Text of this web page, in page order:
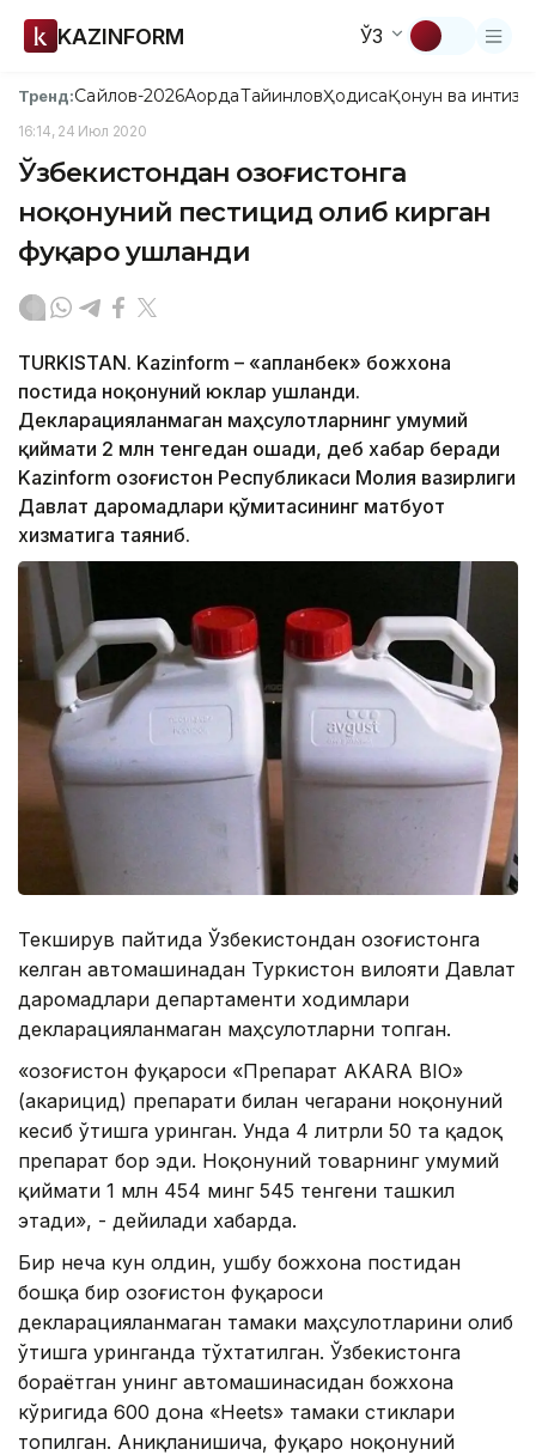
KAZINFORM ЎЗ
Тренд:Сайлов-2026АқордаТайинловҲодисаҚонун ва
16:14, 24 Июл 2020
Ўзбекистондан Қозоғистонга
ноқонуний пестицид олиб кирган
фуқаро ушланди
TURKISTAN. Kazinform – «Қапланбек» божхона
постида ноқонуний юклар ушланди.
Декларацияланмаган маҳсулотларнинг умумий
қиймати 2 млн тенгедан ошади, деб хабар беради
Kazinform Қозоғистон Республикаси Молия вазирлиги
Давлат даромадлари қўмитасининг матбуот
хизматига таяниб.
Текширув пайтида Ўзбекистондан Қозоғистонга
келган автомашинадан Туркистон вилояти Давлат
даромадлари департаменти ходимлари
декларацияланмаган маҳсулотларни топган.
«Қозоғистон фуқароси «Препарат AKARA BIO»
(акарицид) препарати билан чегарани ноқонуний
кесиб ўтишга уринган. Унда 4 литрли 50 та қадоқ
препарат бор эди. Ноқонуний товарнинг умумий
қиймати 1 млн 454 минг 545 тенгени ташкил
этади», - дейилади хабарда.
Бир неча кун олдин, ушбу божхона постидан
бошқа бир Қозоғистон фуқароси
декларацияланмаган тамаки маҳсулотларини олиб
ўтишга уринганда тўхтатилган. Ўзбекистонга
бораётган унинг автомашинасидан божхона
кўригида 600 дона «Heets» тамаки стиклари
топилган. Аниқланишича, фуқаро ноқонуний